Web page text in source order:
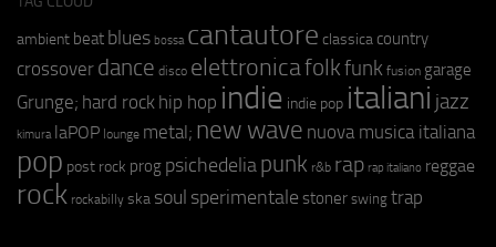
ambient beat blues bossa cantautore classica country
crossover dance disco elettronicafolkfunk fusion garage
Grunge; hard rock hip hop indie indie pop italiani jazz
kimura laPOP lounge metal; new wave nuova musica italiana
pop post rock prog psichedeliapunk r&b rap rap italiano reggae
rock rockabilly ska soul sperimentale stoner swing trap